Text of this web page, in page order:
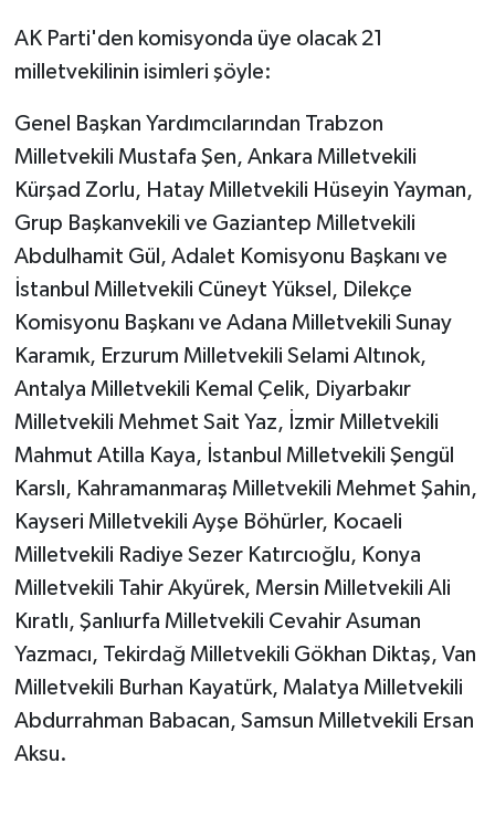
AK Parti'den komisyonda üye olacak 21
milletvekilinin isimleri şöyle:
Genel Başkan Yardımcılarından Trabzon
Milletvekili Mustafa Şen, Ankara Milletvekili
Kürşad Zorlu, Hatay Milletvekili Hüseyin Yayman,
Grup Başkanvekili ve Gaziantep Milletvekili
Abdulhamit Gül, Adalet Komisyonu Başkanı ve
İstanbul Milletvekili Cüneyt Yüksel, Dilekçe
Komisyonu Başkanı ve Adana Milletvekili Sunay
Karamık, Erzurum Milletvekili Selami Altınok,
Antalya Milletvekili Kemal Çelik, Diyarbakır
Milletvekili Mehmet Sait Yaz, İzmir Milletvekili
Mahmut Atilla Kaya, İstanbul Milletvekili Şengül
Karslı, Kahramanmaraş Milletvekili Mehmet Şahin,
Kayseri Milletvekili Ayşe Böhürler, Kocaeli
Milletvekili Radiye Sezer Katırcıoğlu, Konya
Milletvekili Tahir Akyürek, Mersin Milletvekili Ali
Kıratlı, Şanlıurfa Milletvekili Cevahir Asuman
Yazmacı, Tekirdağ Milletvekili Gökhan Diktaş, Van
Milletvekili Burhan Kayatürk, Malatya Milletvekili
Abdurrahman Babacan, Samsun Milletvekili Ersan
Aksu.